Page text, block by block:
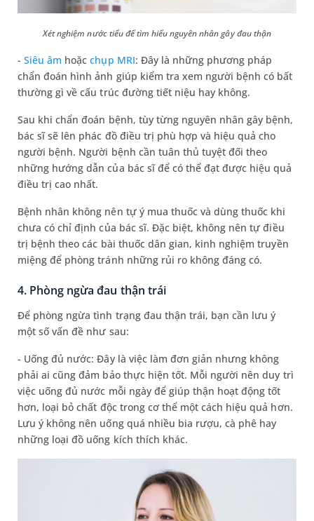
Xét nghiệm nước tiểu để tìm hiểu nguyên nhân gây đau thận
-Siêu âm hoặcchụp MRI: Đây là những phương pháp
chẩn đoán hình ảnh giúp kiểm tra xem người bệnh có bất
thường gì về cấu trúc đường tiết niệu hay không.
Sau khi chẩn đoán bệnh, tùy từng nguyên nhân gây bệnh,
bác sĩ sẽ lên phác đồ điều trị phù hợp và hiệu quả cho
người bệnh. Người bệnh cần tuân thủ tuyệt đối theo
những hướng dẫn của bác sĩ để có thể đạt được hiệu quả
điều trị cao nhất.
Bệnh nhân không nên tự ý mua thuốc và dùng thuốc khi
chưa có chỉ định của bác sĩ. Đặc biệt, không nên tự điều
trị bệnh theo các bài thuốc dân gian, kinh nghiệm truyền
miệng để phòng tránh những rủi ro không đáng có.
4. Phòng ngừa đau thận trái
Để phòng ngừa tình trạng đau thận trái, bạn cần lưu ý
một số vấn đề như sau:
- Uống đủ nước: Đây là việc làm đơn giản nhưng không
phải ai cũng đảm bảo thực hiện tốt. Mỗi người nên duy trì
việc uống đủ nước mỗi ngày để giúp thận hoạt động tốt
hơn, loại bỏ chất độc trong cơ thể một cách hiệu quả hơn.
Lưu ý không nên uống quá nhiều bia rượu, cà phê hay
những loại đồ uống kích thích khác.